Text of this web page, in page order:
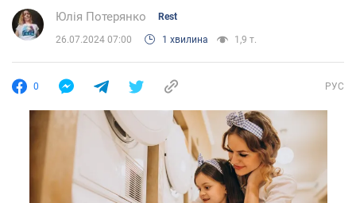
Юлія Потерянко Rest
26.07.2024 07:00 1 хвилина 1,9 т.
0 РУС